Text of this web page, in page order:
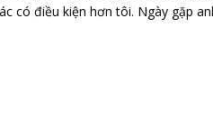
có điều kiện hơn tôi. Ngày gặp